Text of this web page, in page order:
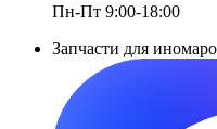
Пн-Пт 9:00-18:00
Запчасти для